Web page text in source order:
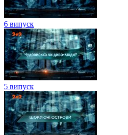
6 випуск
5 випуск